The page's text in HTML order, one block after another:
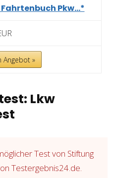
Pkw...*
Angebot »
Lkw
Test von Stiftung
Testergebnis24.de.